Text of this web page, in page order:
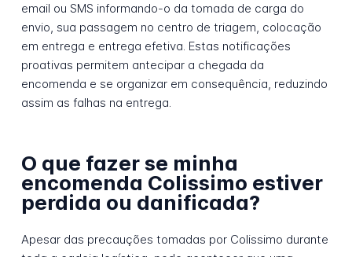
email ou SMS informando-o da tomada de carga do
envio, sua passagem no centro de triagem, colocação
em entrega e entrega efetiva. Estas notificações
proativas permitem antecipar a chegada da
encomenda e se organizar em consequência, reduzindo
assim as falhas na entrega.
O que fazer se minha
encomenda Colissimo estiver
perdida ou danificada?
Apesar das precauções tomadas por Colissimo durante